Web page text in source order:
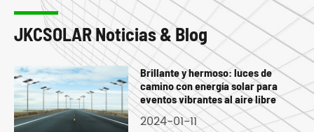
JKCSOLAR Noticias & Blog
Brillante y hermoso: luces de
camino con energía solar para
eventos vibrantes al aire libre
2024-01-11